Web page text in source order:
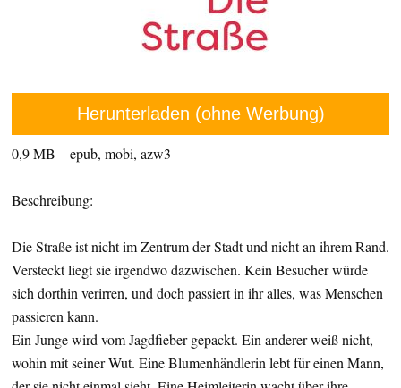
Herunterladen (ohne Werbung)
0,9 MB – epub, mobi, azw3
Beschreibung:
Die Straße ist nicht im Zentrum der Stadt und nicht an ihrem Rand.
Versteckt liegt sie irgendwo dazwischen. Kein Besucher würde
sich dorthin verirren, und doch passiert in ihr alles, was Menschen
passieren kann.
Ein Junge wird vom Jagdfieber gepackt. Ein anderer weiß nicht,
wohin mit seiner Wut. Eine Blumenhändlerin lebt für einen Mann,